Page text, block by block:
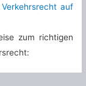
Verkehrsrecht auf
zum richtigen